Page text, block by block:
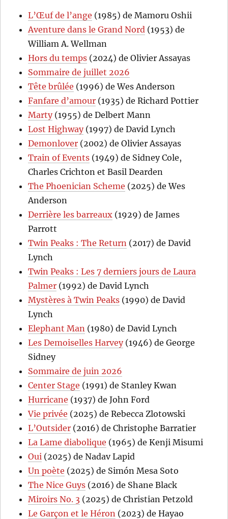
L’Œuf de l’ange (1985) de Mamoru Oshii
Aventure dans le Grand Nord (1953) de
William A. Wellman
Hors du temps (2024) de Olivier Assayas
Sommaire de juillet 2026
Tête brûlée (1996) de Wes Anderson
Fanfare d’amour (1935) de Richard Pottier
Marty(1955) de Delbert Mann
Lost Highway(1997) de David Lynch
Demonlover (2002) de Olivier Assayas
Train of Events (1949) de Sidney Cole,
Charles Crichton et Basil Dearden
The Phoenician Scheme (2025) de Wes
Anderson
Derrière les barreaux (1929) de James
Parrott
Twin Peaks : The Return (2017) de David
Lynch
Twin Peaks : Les 7 derniers jours de Laura
Palmer (1992) de David Lynch
Mystères à Twin Peaks (1990) de David
Lynch
Elephant Man (1980) de David Lynch
Les Demoiselles Harvey(1946) de George
Sidney
Sommaire de juin 2026
Center Stage (1991) de Stanley Kwan
Hurricane (1937) de John Ford
Vie privée (2025) de Rebecca Zlotowski
L’Outsider (2016) de Christophe Barratier
La Lame diabolique (1965) de Kenji Misumi
Oui (2025) de Nadav Lapid
Un poète (2025) de Simón Mesa Soto
The Nice Guys (2016) de Shane Black
Miroirs No. 3 (2025) de Christian Petzold
Le Garçon et le Héron (2023) de Hayao